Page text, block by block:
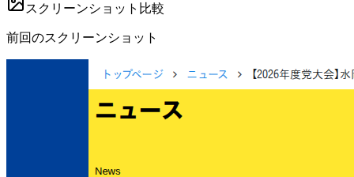
スクリーンショット比較
前回のスクリーンショット